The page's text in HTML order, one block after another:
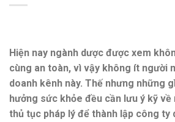
Hiện nay ngành dược được xem
cùng an toàn, vì vậy không ít người
doanh kênh này. Thế nhưng những
hưởng sức khỏe đều cần lưu ý kỹ về
thủ tục pháp lý để thành lập công ty